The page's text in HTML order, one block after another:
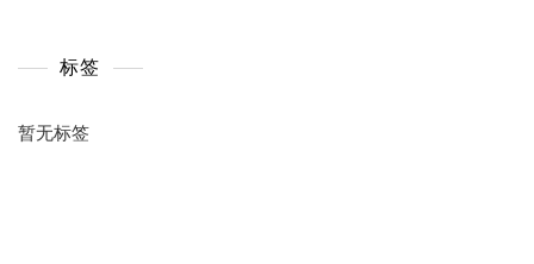
标签
暂无标签